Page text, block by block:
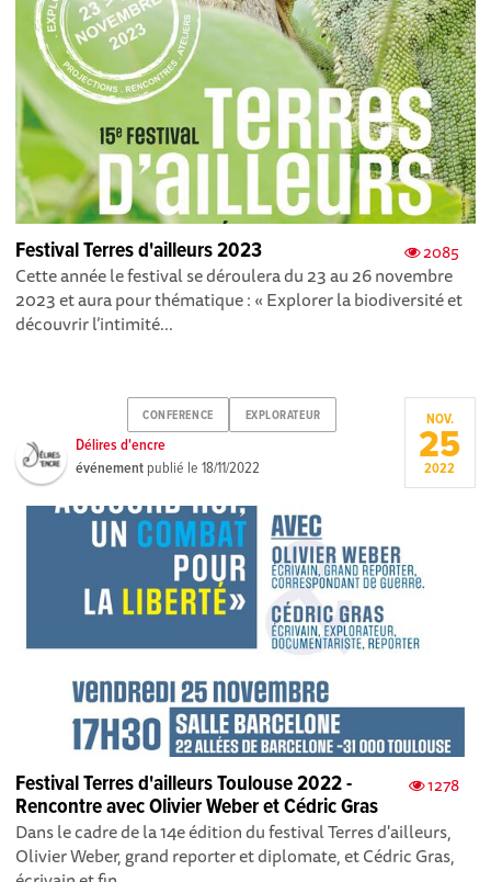
2085
Festival Terres d'ailleurs 2023
Cette année le festival se déroulera du 23 au 26 novembre
2023 et aura pour thématique : « Explorer la biodiversité et
découvrir l’intimité...
CONFERENCE EXPLORATEUR
Délires d'encre
événement publié le18/11/2022
NOV.
25
2022
1278
Festival Terres d'ailleurs Toulouse 2022 -
Rencontre avec Olivier Weber et Cédric Gras
Dans le cadre de la 14e édition du festival Terres d'ailleurs,
Olivier Weber, grand repor­ter et diplomate, et Cédric Gras,